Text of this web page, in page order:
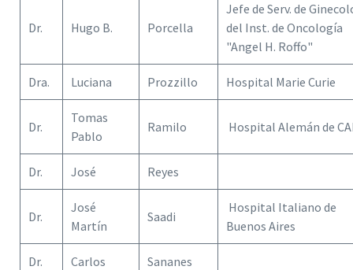
Dr. Hugo B. Porcella
Jefe de Serv. de
del Inst. de Oncología
"Angel H. Roffo"
Dra. Luciana Prozzillo Hospital Marie Curie
Dr.
Tomas
Pablo
Ramilo Hospital Alemán de
Dr. José Reyes
Dr.
José
Martín
Saadi
Hospital Italiano de
Buenos Aires
Dr. Carlos Sananes